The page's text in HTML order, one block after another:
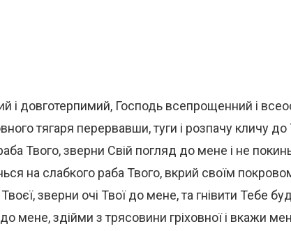
і довготерпимий, Господь всепрощенний і
тягаря перервавши, туги і розпачу кличу
Твого, зверни Свій погляд до мене і не
на слабкого раба Твого, вкрий своїм
зверни очі Твої до мене, та гнівити Тебе
мене, здійми з трясовини гріховної і вкажи